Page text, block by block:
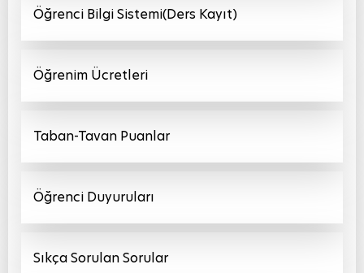
Öğrenci Bilgi Sistemi(Ders Kayıt)
Öğrenim Ücretleri
Taban-Tavan Puanlar
Öğrenci Duyuruları
Sıkça Sorulan Sorular